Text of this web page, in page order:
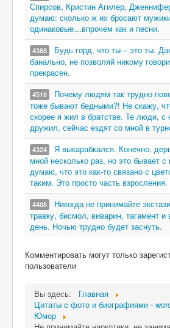
Спирсов, Кристин Агилер,
думаю: сколько ж их бросают
одинаковые…впрочем как и песни.
4388
Будь горд, что ты – это ты.
банально, не позволяй никому
прекрасен.
4518
Почему людям так трудно
тоже бывают бедными?! Не скажу,
скорее я жил в братстве. Те люди, с
дружил, сейчас ездят со мной в
4324
Я выкарабкался. Конечно,
мной несколько раз, но это бывает
думаю, что это как-то связано с
таким. Это просто часть взросления.
4408
Никогда не принимайте
травку, бисмол, виварин, тагамент
день. Ночью трудно будет заснуть.
Комментировать могут только
пользователи
Вы здесь:
Главная
Цитаты c фото и биографиями -
Юмор